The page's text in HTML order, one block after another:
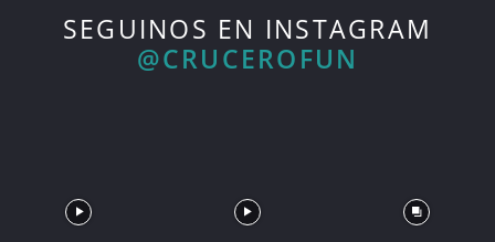
SEGUINOS EN INSTAGRAM
@CRUCEROFUN